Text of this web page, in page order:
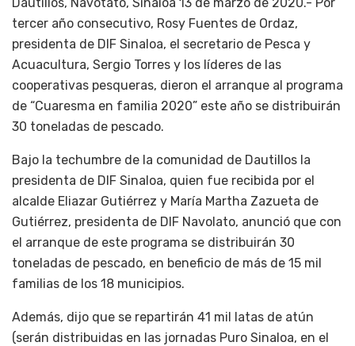
tercer año consecutivo, Rosy Fuentes de Ordaz,
presidenta de DIF Sinaloa, el secretario de Pesca y
Acuacultura, Sergio Torres y los líderes de las
cooperativas pesqueras, dieron el arranque al programa
de “Cuaresma en familia 2020” este año se distribuirán
30 toneladas de pescado.
Bajo la techumbre de la comunidad de Dautillos la
presidenta de DIF Sinaloa, quien fue recibida por el
alcalde Eliazar Gutiérrez y María Martha Zazueta de
Gutiérrez, presidenta de DIF Navolato, anunció que con
el arranque de este programa se distribuirán 30
toneladas de pescado, en beneficio de más de 15 mil
familias de los 18 municipios.
Además, dijo que se repartirán 41 mil latas de atún
(serán distribuidas en las jornadas Puro Sinaloa, en el